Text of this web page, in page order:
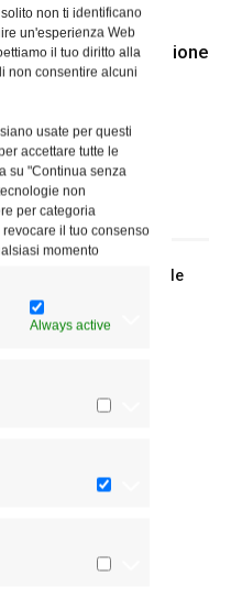
non ti identificano
un'esperienza Web
il tuo diritto alla
non consentire alcuni
usate per questi
accettare tutte le
su "Continua senza
non
per categoria
il tuo consenso
momento
Always active
luce della Resurrezione
Ciccalotti
del cardinale
Sant’Apollinare
il pellegrinaggio